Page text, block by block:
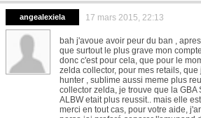
angealexiela 17 mars 2015, 22:13
bah j'avoue avoir peur du ban ,
que surtout le plus grave mon
donc c'est pour cela, que pour le
zelda collector, pour mes retails,
hunter , sublime aussi meme plus
collector zelda, je trouve que la GBA
ALBW etait plus reussit.. mais elle
merci en tout cas, pour votre aide,